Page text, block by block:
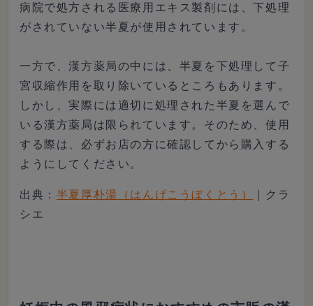
病院で処方される医療用エキス製剤には、下処理
がされていない半夏が使用されています。
一方で、漢方薬局の中には、半夏を下処理して子
宮収縮作用を取り除いているところもあります。
しかし、実際には適切に処理された半夏を選んで
いる漢方薬局は限られています。そのため、使用
する際は、必ずお店の方に確認してから購入する
ようにしてください。
出典： 半夏厚朴湯（はんげこうぼくとう）
｜クラ
シエ